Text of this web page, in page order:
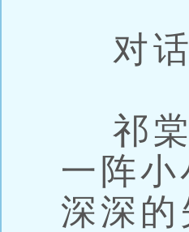
对话
祁棠
一阵
深深的